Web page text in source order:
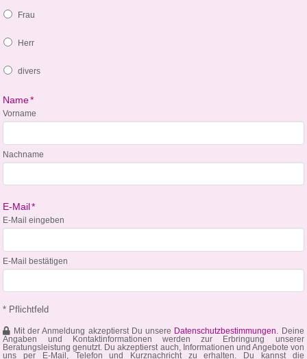
Frau
Herr
divers
Name*
Vorname
Nachname
E-Mail*
E-Mail eingeben
E-Mail bestätigen
* Pflichtfeld
Mit der Anmeldung akzeptierst Du unsere Datenschutzbestimmungen. Deine
Angaben und Kontaktinformationen werden zur Erbringung unserer
Beratungsleistung genutzt. Du akzeptierst auch, Informationen und Angebote von
uns per E-Mail, Telefon und Kurznachricht zu erhalten. Du kannst die